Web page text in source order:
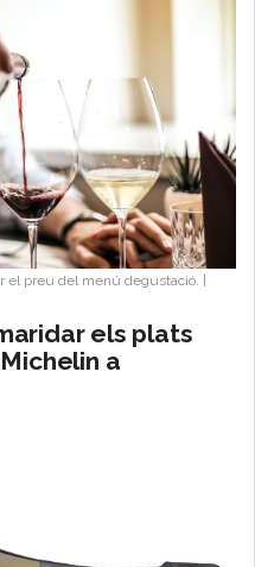
el preu del menú degustació.
els plats
a